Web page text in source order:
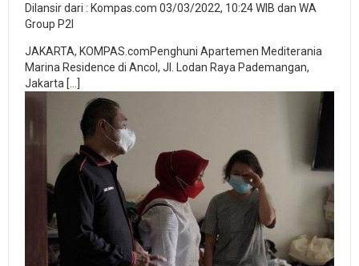
Dilansir dari : Kompas.com 03/03/2022, 10:24 WIB dan WA
Group P2I
JAKARTA, KOMPAS.comPenghuni Apartemen Mediterania
Marina Residence di Ancol, Jl. Lodan Raya Pademangan,
Jakarta […]